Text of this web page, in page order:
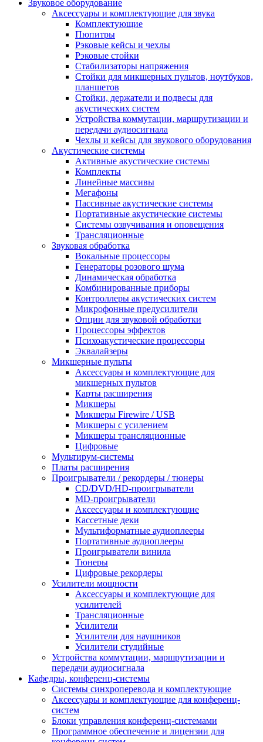
Звуковое оборудование
Аксессуары и комплектующие для звука
Комплектующие
Пюпитры
Рэковые кейсы и чехлы
Рэковые стойки
Стабилизаторы напряжения
Стойки для микшерных пультов, ноутбуков,
планшетов
Стойки, держатели и подвесы для
акустических систем
Устройства коммутации, маршрутизации и
передачи аудиосигнала
Чехлы и кейсы для звукового оборудования
Акустические системы
Активные акустические системы
Комплекты
Линейные массивы
Мегафоны
Пассивные акустические системы
Портативные акустические системы
Системы озвучивания и оповещения
Трансляционные
Звуковая обработка
Вокальные процессоры
Генераторы розового шума
Динамическая обработка
Комбинированные приборы
Контроллеры акустических систем
Микрофонные предусилители
Опции для звуковой обработки
Процессоры эффектов
Психоакустические процессоры
Эквалайзеры
Микшерные пульты
Аксессуары и комплектующие для
микшерных пультов
Карты расширения
Микшеры
Микшеры Firewire / USB
Микшеры с усилением
Микшеры трансляционные
Цифровые
Мультирум-системы
Платы расширения
Проигрыватели / рекордеры / тюнеры
CD/DVD/HD-проигрыватели
MD-проигрыватели
Аксессуары и комплектующие
Кассетные деки
Мультиформатные аудиоплееры
Портативные аудиоплееры
Проигрыватели винила
Тюнеры
Цифровые рекордеры
Усилители мощности
Аксессуары и комплектующие для
усилителей
Трансляционные
Усилители
Усилители для наушников
Усилители студийные
Устройства коммутации, маршрутизации и
передачи аудиосигнала
Кафедры, конференц-системы
Cистемы синхроперевода и комплектующие
Аксессуары и комплектующие для конференц-
систем
Блоки управления конференц-системами
Программное обеспечение и лицензии для